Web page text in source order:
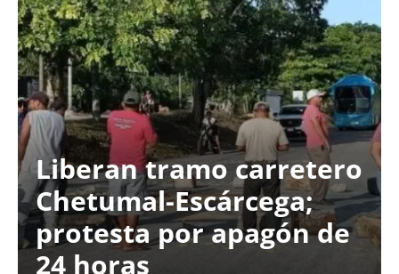
Liberan tramo carretero
Chetumal-Escárcega;
protesta por apagón de
24 horas